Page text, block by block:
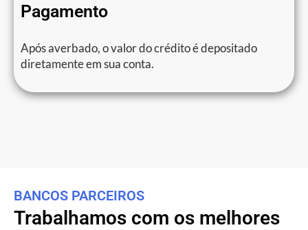
Pagamento
Após averbado, o valor do crédito é depositado
diretamente em sua conta.
BANCOS PARCEIROS
Trabalhamos com os melhores